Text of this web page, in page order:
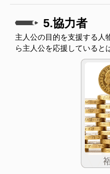
5.協力者
主人公の目的を支援する人
ら主人公を応援していると